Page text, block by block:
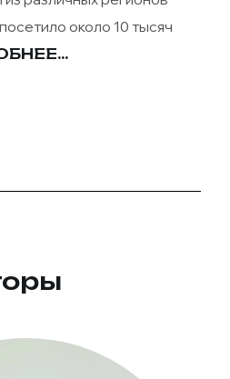
около 10 тысяч